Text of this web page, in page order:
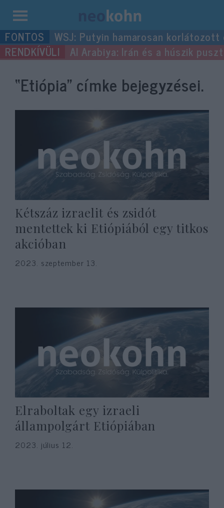
Kilépés
a
tartalomba
WSJ: Putyin hamarosan
Al Arabiya: Irán és a húszik
“Etiópia” címke bejegyzései.
Kétszáz izraelit és zsidót
mentettek ki Etiópiából egy titkos
akcióban
2023. szeptember 13.
Elraboltak egy izraeli
állampolgárt Etiópiában
2023. július 12.